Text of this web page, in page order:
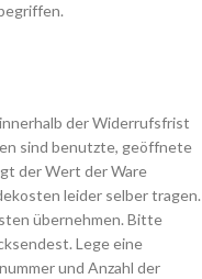
der Widerrufsfrist
sind benutzte, geöffnete
der Wert der Ware
leider selber tragen.
übernehmen. Bitte
Lege eine
und Anzahl der